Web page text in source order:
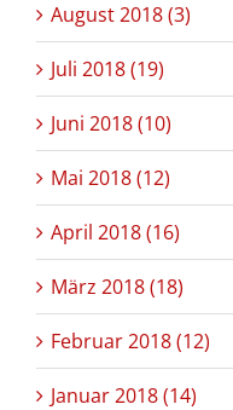
August 2018 (3)
Juli 2018 (19)
Juni 2018 (10)
Mai 2018 (12)
April 2018 (16)
März 2018 (18)
Februar 2018 (12)
Januar 2018 (14)